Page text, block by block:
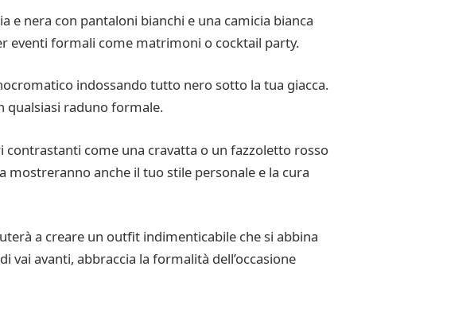
e nera con pantaloni bianchi e una camicia bianca
eventi formali come matrimoni o cocktail party.
indossando tutto nero sotto la tua giacca.
qualsiasi raduno formale.
contrastanti come una cravatta o un fazzoletto rosso
anche il tuo stile personale e la cura
a creare un outfit indimenticabile che si abbina
avanti, abbraccia la formalità dell’occasione